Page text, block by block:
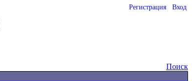
Регистрация Вход
Поиск